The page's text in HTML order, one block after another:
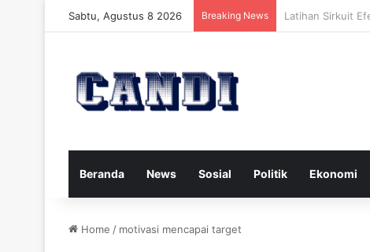
Sabtu, Agustus 8 2026 Breaking News Strategi
Beranda News Sosial Politik Ekonomi
Home / motivasi mencapai target